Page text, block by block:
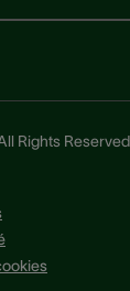
Rights